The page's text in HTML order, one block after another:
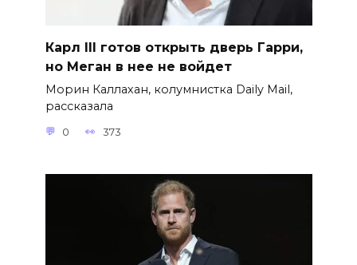
Карл III готов открыть дверь Гарри,
но Меган в нее не войдет
Морин Каллахан, колумнистка Daily Mail,
рассказала
0 373